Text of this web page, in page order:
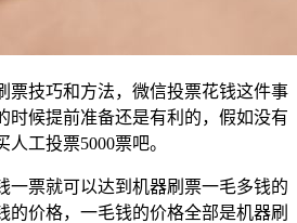
票技巧和方法，微信投票花钱这件事
时候提前准备还是有利的，假如没有
工投票5000票吧。
一票就可以达到机器刷票一毛多钱的
的价格，一毛钱的价格全部是机器刷